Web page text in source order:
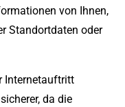
von Ihnen,
Standortdaten oder
Internetauftritt
da die